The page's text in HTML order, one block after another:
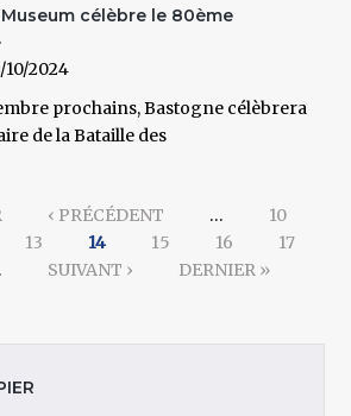
célèbre le 80ème
10/2024
prochains, Bastogne célèbrera
de la Bataille des
‹ PRÉCÉDENT …
10
13 14 15 16
17
SUIVANT › DERNIER »